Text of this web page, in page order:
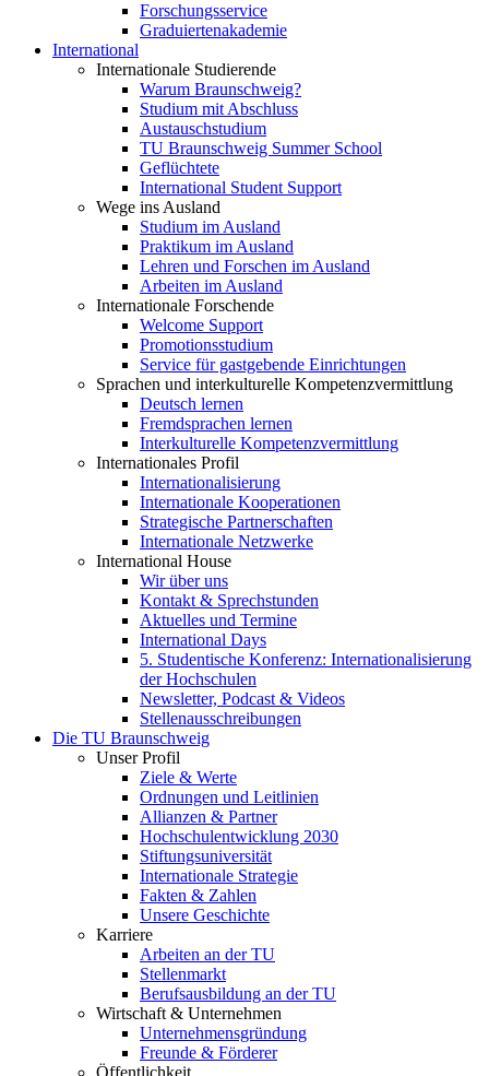
Forschungsservice
Graduiertenakademie
International
Internationale Studierende
Warum Braunschweig?
Studium mit Abschluss
Austauschstudium
TU Braunschweig Summer School
Geflüchtete
International Student Support
Wege ins Ausland
Studium im Ausland
Praktikum im Ausland
Lehren und Forschen im Ausland
Arbeiten im Ausland
Internationale Forschende
Welcome Support
Promotionsstudium
Service für gastgebende Einrichtungen
Sprachen und interkulturelle Kompetenzvermittlung
Deutsch lernen
Fremdsprachen lernen
Interkulturelle Kompetenzvermittlung
Internationales Profil
Internationalisierung
Internationale Kooperationen
Strategische Partnerschaften
Internationale Netzwerke
International House
Wir über uns
Kontakt & Sprechstunden
Aktuelles und Termine
International Days
5. Studentische Konferenz: Internationalisierung
der Hochschulen
Newsletter, Podcast & Videos
Stellenausschreibungen
Die TU Braunschweig
Unser Profil
Ziele & Werte
Ordnungen und Leitlinien
Allianzen & Partner
Hochschulentwicklung 2030
Stiftungsuniversität
Internationale Strategie
Fakten & Zahlen
Unsere Geschichte
Karriere
Arbeiten an der TU
Stellenmarkt
Berufsausbildung an der TU
Wirtschaft & Unternehmen
Unternehmensgründung
Freunde & Förderer
Öffentlichkeit